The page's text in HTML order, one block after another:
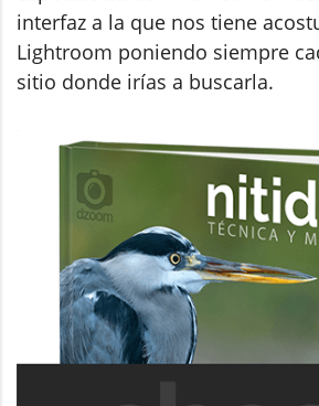
interfaz a la que nos tiene
Lightroom poniendo siempre
sitio donde irías a buscarla.